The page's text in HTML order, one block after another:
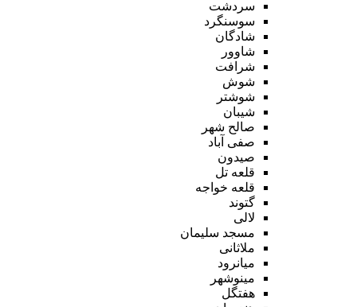
سردشت
سوسنگرد
شادگان
شاوور
شرافت
شوش
شوشتر
شیبان
صالح شهر
صفی آباد
صیدون
قلعه تل
قلعه خواجه
گتوند
لالی
مسجد سلیمان
ملاثانی
میانرود
مینوشهر
هفتگل